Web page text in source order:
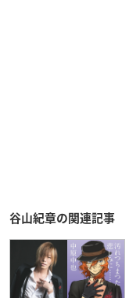
谷山紀章の関連記事